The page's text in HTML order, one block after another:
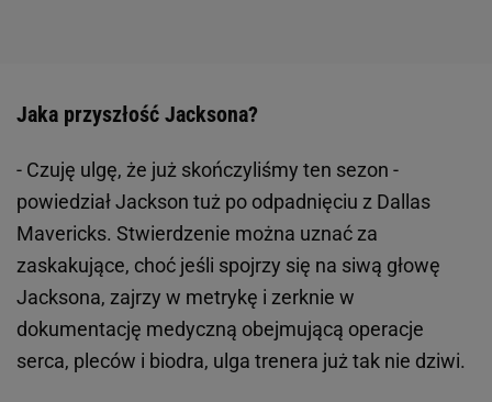
Jaka przyszłość Jacksona?
- Czuję ulgę, że już skończyliśmy ten sezon -
powiedział Jackson tuż po odpadnięciu z Dallas
Mavericks. Stwierdzenie można uznać za
zaskakujące, choć jeśli spojrzy się na siwą głowę
Jacksona, zajrzy w metrykę i zerknie w
dokumentację medyczną obejmującą operacje
serca, pleców i biodra, ulga trenera już tak nie dziwi.